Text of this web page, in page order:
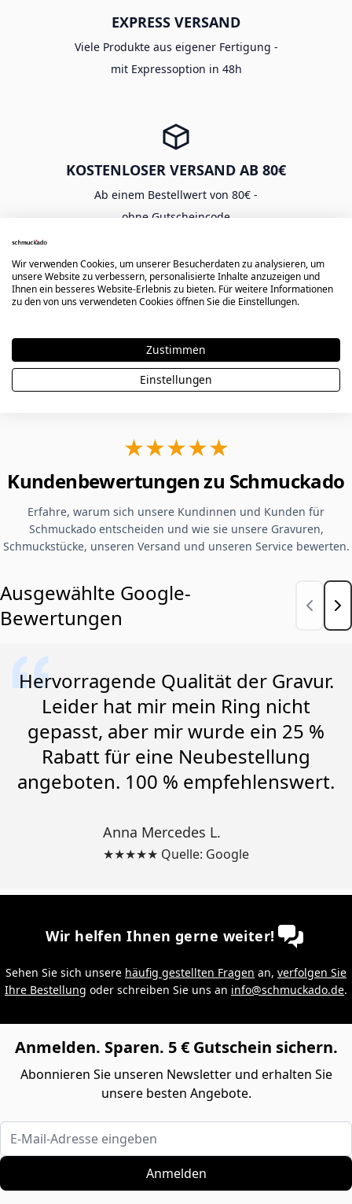
EXPRESS VERSAND
Viele Produkte aus eigener Fertigung -
mit Expressoption in 48h
KOSTENLOSER VERSAND AB 80€
Ab einem Bestellwert von 80€ -
ohne Gutscheincode
Langlebige Gravur -
sichere Zahlung & Käuferschutz
★★★★★
Kundenbewertungen zu Schmuckado
Erfahre, warum sich unsere Kundinnen und Kunden für
Schmuckado entscheiden und wie sie unsere Gravuren,
Schmuckstücke, unseren Versand und unseren Service bewerten.
Ausgewählte Google-
Bewertungen
Hervorragende Qualität der Gravur.
Leider hat mir mein Ring nicht
gepasst, aber mir wurde ein 25 %
Rabatt für eine Neubestellung
angeboten. 100 % empfehlenswert.
Anna Mercedes L.
★★★★★ Quelle: Google
Wir helfen Ihnen gerne weiter!
Sehen Sie sich unsere häufig gestellten Fragen an, verfolgen Sie
Ihre Bestellung oder schreiben Sie uns an info@schmuckado.de.
Anmelden. Sparen. 5 € Gutschein sichern.
Abonnieren Sie unseren Newsletter und erhalten Sie
unsere besten Angebote.
E-Mail-Adresse eingeben
Anmelden
Wir verwenden Cookies, um unserer Besucherdaten zu analysieren, um
unsere Website zu verbessern, personalisierte Inhalte anzuzeigen und
Ihnen ein besseres Website-Erlebnis zu bieten. Für weitere Informationen
zu den von uns verwendeten Cookies öffnen Sie die Einstellungen.
Zustimmen
Einstellungen